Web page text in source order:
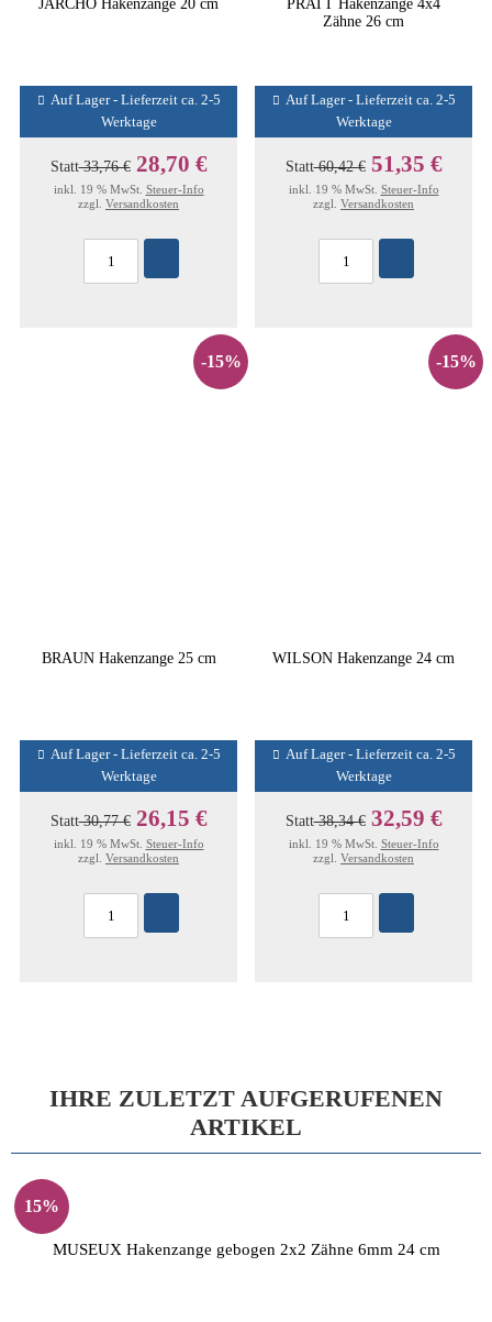
Auf Lager - Lieferzeit ca. 2-5
Werktage
Statt33,76 € 28,70 €
inkl. 19 % MwSt. Steuer-Info
zzgl. Versandkosten
Zähne 26 cm
Auf Lager - Lieferzeit ca. 2-5
Werktage
Statt60,42 € 51,35 €
inkl. 19 % MwSt. Steuer-Info
zzgl. Versandkosten
-15%
BRAUN Hakenzange 25 cm
Auf Lager - Lieferzeit ca. 2-5
Werktage
Statt30,77 € 26,15 €
inkl. 19 % MwSt. Steuer-Info
zzgl. Versandkosten
-15%
WILSON Hakenzange 24 cm
Auf Lager - Lieferzeit ca. 2-5
Werktage
Statt38,34 € 32,59 €
inkl. 19 % MwSt. Steuer-Info
zzgl. Versandkosten
IHRE ZULETZT AUFGERUFENEN
ARTIKEL
15%
MUSEUX Hakenzange gebogen 2x2 Zähne 6mm 24 cm